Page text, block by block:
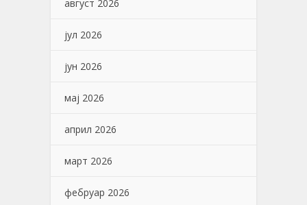
август 2026
јул 2026
јун 2026
мај 2026
април 2026
март 2026
фебруар 2026